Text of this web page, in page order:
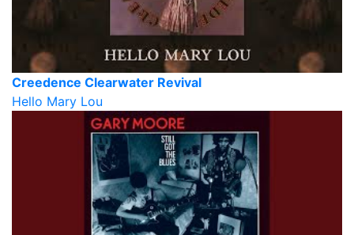
Creedence Clearwater Revival
Hello Mary Lou